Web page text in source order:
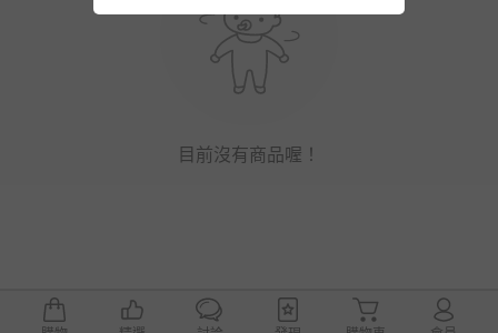
目前沒有商品喔！